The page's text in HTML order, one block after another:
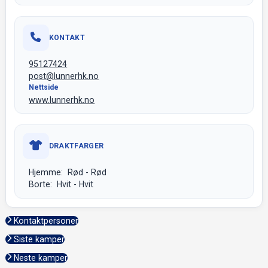
KONTAKT
95127424
post@lunnerhk.no
Nettside
www.lunnerhk.no
DRAKTFARGER
Hjemme: Rød - Rød
Borte: Hvit - Hvit
Kontaktpersoner
Siste kamper
Neste kamper